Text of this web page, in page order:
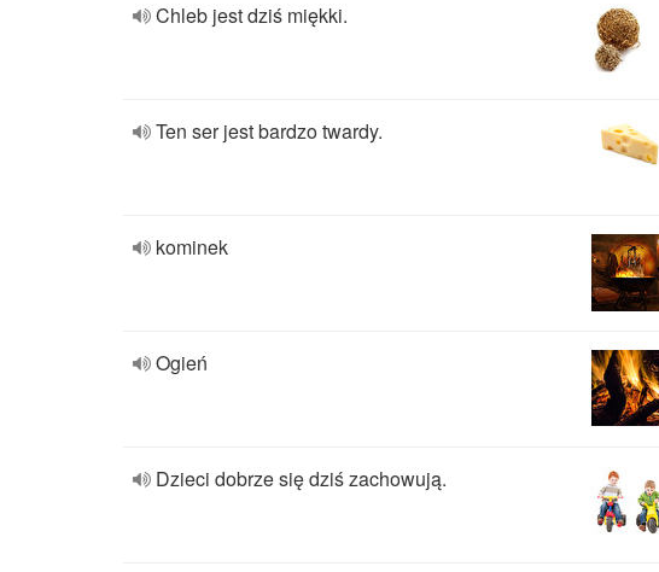
Chleb jest dziś miękki.
Ten ser jest bardzo twardy.
kominek
Ogień
Dzieci dobrze się dziś zachowują.